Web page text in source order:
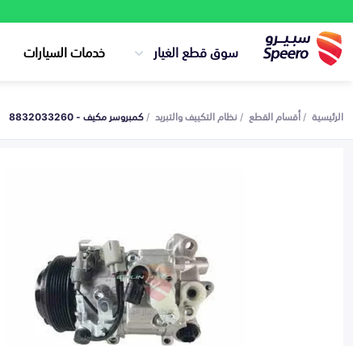
سوق قطع الغيار خدمات السيارات
الرئيسية أقسام القطع نظام التكييف والتبريد كمبروسر مكيف - 8832033260